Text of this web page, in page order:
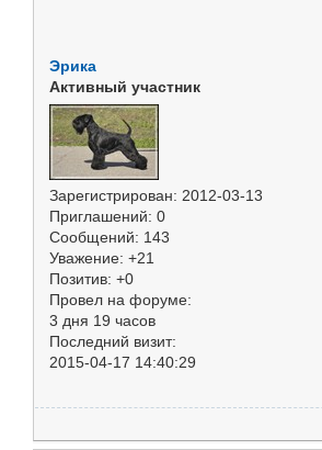
Эрика
Активный участник
Зарегистрирован: 2012-03-13
Приглашений: 0
Сообщений: 143
Уважение: +21
Позитив: +0
Провел на форуме:
3 дня 19 часов
Последний визит:
2015-04-17 14:40:29